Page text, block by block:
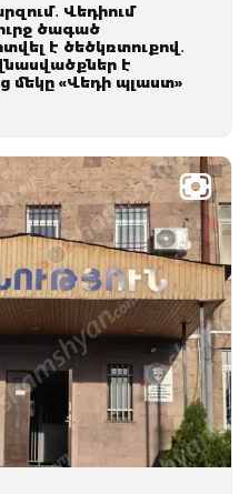
Վեդիում
ծագած
է ծեծկռտուքով․
է
մեկը «Վեդի պլաստ»